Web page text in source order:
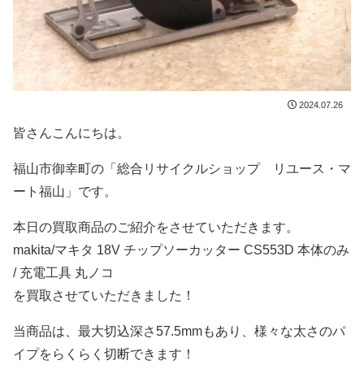
2024.07.26
皆さんこんにちは。
福山市御幸町の「総合リサイクルショップ リユース・マ
ート福山」です。
本日の買取商品のご紹介をさせていただきます。
makita/マキタ 18V チップソーカッター CS553D 本体のみ
/ 充電工具 丸ノコ
を買取させていただきました！
当商品は、最大切込深さ57.5mmもあり、様々な太さのパ
イプをらくらく切断できます！